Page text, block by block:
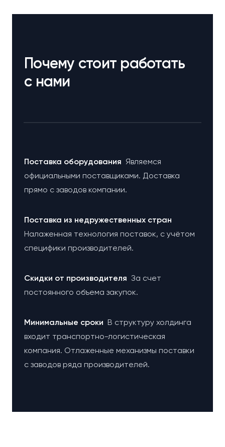
Почему стоит работать
с нами
Поставка оборудования Являемся
официальными поставщиками. Доставка
прямо с заводов компании.
Поставка из недружественных стран
Налаженная технология поставок, с учётом
специфики производителей.
Cкидки от производителя За счет
постоянного объема закупок.
Минимальные сроки В структуру холдинга
входит транспортно-логистическая
компания. Отлаженные механизмы поставки
с заводов ряда производителей.